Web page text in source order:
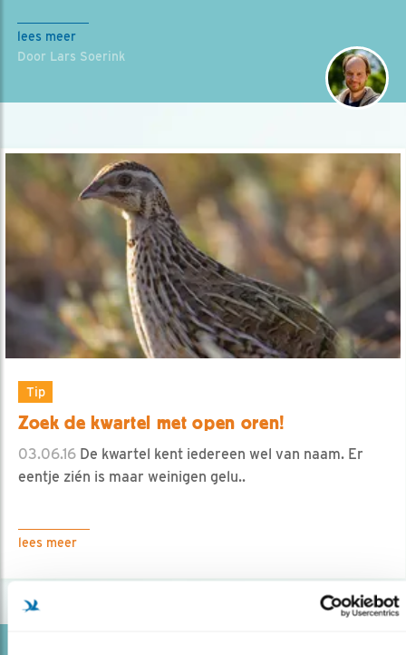
lees meer
Door Lars Soerink
Tip
Zoek de kwartel met open oren!
03.06.16 De kwartel kent iedereen wel van naam. Er
eentje zién is maar weinigen gelu..
lees meer